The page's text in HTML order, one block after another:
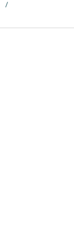
/